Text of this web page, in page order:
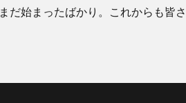
だ始まったばかり。これからも皆